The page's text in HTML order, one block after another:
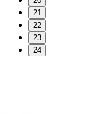
21
22
23
24